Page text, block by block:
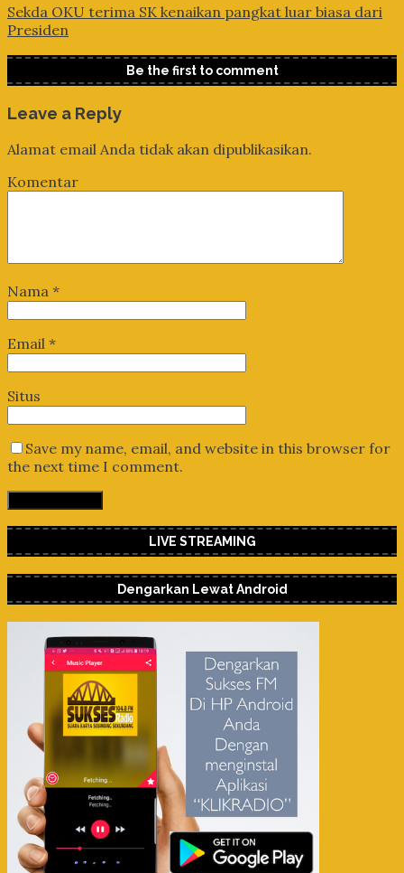
Sekda OKU terima SK kenaikan pangkat luar biasa dari
Presiden
Be the first to comment
Leave a Reply
Alamat email Anda tidak akan dipublikasikan.
Komentar
Nama *
Email *
Situs
Save my name, email, and website in this browser for
the next time I comment.
LIVE STREAMING
Dengarkan Lewat Android